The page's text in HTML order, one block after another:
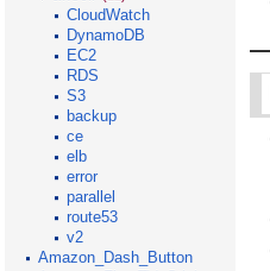
CloudWatch
DynamoDB
EC2
RDS
S3
backup
ce
elb
error
parallel
route53
v2
Amazon_Dash_Button